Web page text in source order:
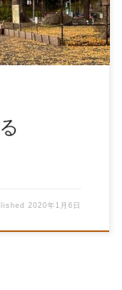
2020年1月6日